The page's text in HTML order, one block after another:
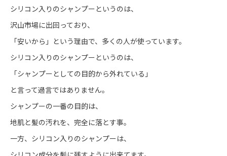
シリコン入りのシャンプーというのは、
沢山市場に出回っており、
「安いから」という理由で、多くの人が使っています。
シリコン入りのシャンプーというのは、
「シャンプーとしての目的から外れている」
と言って過言ではありません。
シャンプーの一番の目的は、
地肌と髪の汚れを、完全に落とす事。
一方、シリコン入りのシャンプーは、